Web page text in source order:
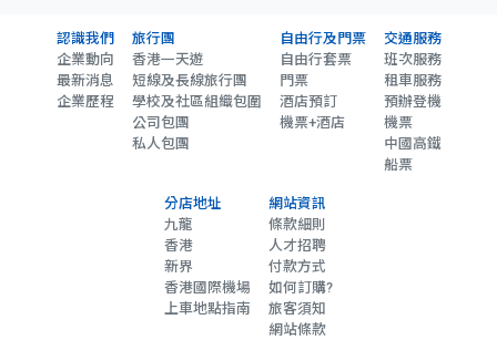
認識我們
企業動向
最新消息
企業歷程
旅行團
香港一天遊
短線及長線旅行團
學校及社區組織包圍
公司包團
私人包團
自由行及門票
自由行套票
門票
酒店預訂
機票+酒店
交通服務
班次服務
租車服務
預辦登機
機票
中國高鐵
船票
分店地址
九龍
香港
新界
香港國際機場
上車地點指南
網站資訊
條款細則
人才招聘
付款方式
如何訂購?
旅客須知
網站條款